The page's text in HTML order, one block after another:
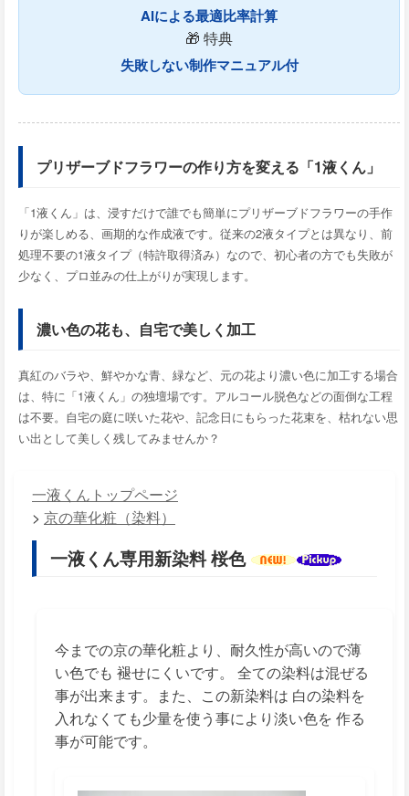
AIによる最適比率計算
🎁 特典
失敗しない制作マニュアル付
プリザーブドフラワーの作り方を変える「1液くん」
「1液くん」は、浸すだけで誰でも簡単にプリザーブドフラワーの手作
りが楽しめる、画期的な作成液です。従来の2液タイプとは異なり、前
処理不要の1液タイプ（特許取得済み）なので、初心者の方でも失敗が
少なく、プロ並みの仕上がりが実現します。
濃い色の花も、自宅で美しく加工
真紅のバラや、鮮やかな青、緑など、元の花より濃い色に加工する場合
は、特に「1液くん」の独壇場です。アルコール脱色などの面倒な工程
は不要。自宅の庭に咲いた花や、記念日にもらった花束を、枯れない思
い出として美しく残してみませんか？
一液くんトップページ
> 京の華化粧（染料）
一液くん専用新染料 桜色
今までの京の華化粧より、耐久性が高いので薄
い色でも 褪せにくいです。 全ての染料は混ぜる
事が出来ます。また、この新染料は 白の染料を
入れなくても少量を使う事により淡い色を 作る
事が可能です。